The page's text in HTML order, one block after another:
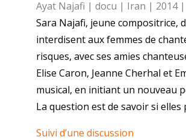
Ayat Najafi | docu | Iran | 2014 |
Sara Najafi, jeune compositrice,
interdisent aux femmes de
risques, avec ses amies
Elise Caron, Jeanne Cherhal et
musical, en initiant un nouveau
La question est de savoir si
Suivi d’une discussion